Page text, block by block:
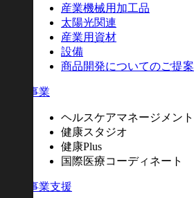
産業機械用加工品
太陽光関連
産業用資材
設備
商品開発についてのご提案
健康事業
ヘルスケアマネージメント
健康スタジオ
健康Plus
国際医療コーディネート
海外事業支援